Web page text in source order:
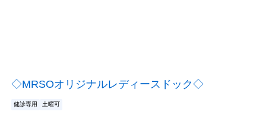
◇MRSOオリジナルレディースドック◇
健診専用 土曜可